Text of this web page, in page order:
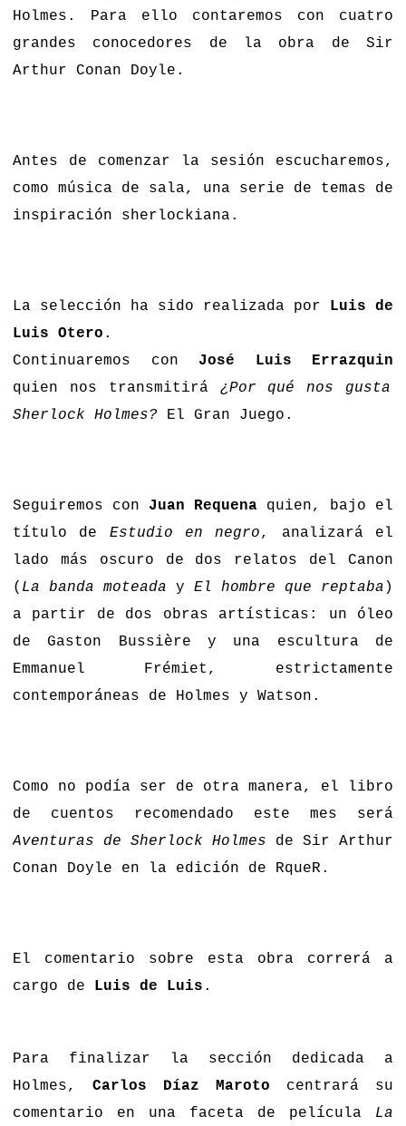
Holmes. Para ello contaremos con cuatro
grandes conocedores de la obra de Sir
Arthur Conan Doyle.
Antes de comenzar la sesión escucharemos,
como música de sala, una serie de temas de
inspiración sherlockiana.
La selección ha sido realizada por
Luis de
Luis Otero .
Continuaremos con José Luis Errazquin
quien nos transmitirá ¿Por qué nos gusta
Sherlock Holmes? El Gran Juego.
Seguiremos con Juan Requena quien, bajo el
título de Estudio en negro, analizará el
lado más oscuro de dos relatos del Canon
( La banda moteada y El hombre que reptaba )
a partir de dos obras artísticas: un óleo
de Gaston Bussière y una escultura de
Emmanuel Frémiet, estrictamente
contemporáneas de Holmes y Watson.
Como no podía ser de otra manera, el libro
de cuentos recomendado este mes será
Aventuras de Sherlock Holmes de Sir Arthur
Conan Doyle en la edición de RqueR.
El comentario sobre esta obra correrá a
cargo de
Luis de Luis .
Para finalizar la sección dedicada a
Holmes, Carlos Díaz Maroto centrará su
comentario en una faceta de película La